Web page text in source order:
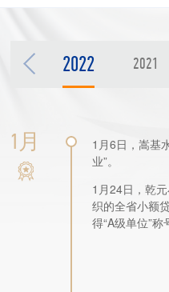
2022 2021
1月
1月6日，嵩基
业”。
1月24日，乾
织的全省小额
得“A级单位”称